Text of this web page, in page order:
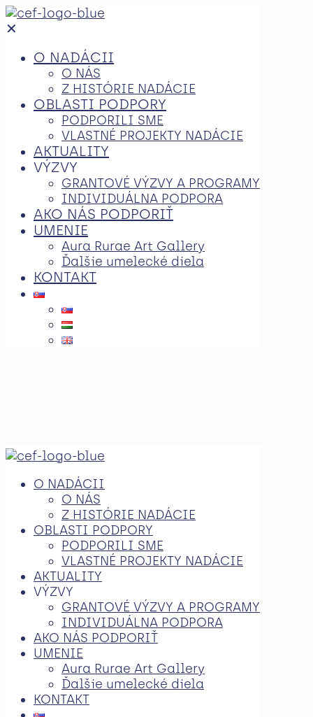
✕
O NADÁCII
O NÁS
Z HISTÓRIE NADÁCIE
OBLASTI PODPORY
PODPORILI SME
VLASTNÉ PROJEKTY NADÁCIE
AKTUALITY
VÝZVY
GRANTOVÉ VÝZVY A PROGRAMY
INDIVIDUÁLNA PODPORA
AKO NÁS PODPORIŤ
UMENIE
Aura Rurae Art Gallery
Ďalšie umelecké diela
KONTAKT
O NADÁCII
O NÁS
Z HISTÓRIE NADÁCIE
OBLASTI PODPORY
PODPORILI SME
VLASTNÉ PROJEKTY NADÁCIE
AKTUALITY
VÝZVY
GRANTOVÉ VÝZVY A PROGRAMY
INDIVIDUÁLNA PODPORA
AKO NÁS PODPORIŤ
UMENIE
Aura Rurae Art Gallery
Ďalšie umelecké diela
KONTAKT